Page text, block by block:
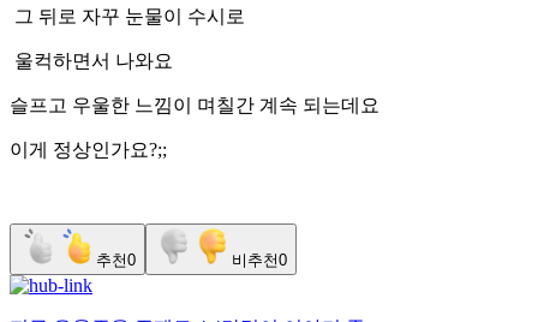
그 뒤로 자꾸 눈물이 수시로
울컥하면서 나와요
슬프고 우울한 느낌이 며칠간 계속 되는데요
이게 정상인가요?;;
추천0 비추천0